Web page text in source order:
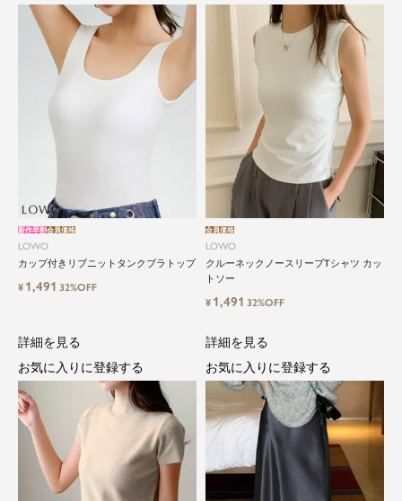
LOWO
カップ付きリブニットタンクブラトップ
新作早割会員価格
¥ 1,491 32%OFF
LOWO
クルーネックノースリーブTシャツ カッ
トソー
会員価格
¥ 1,491 32%OFF
詳細を見る
お気に入りに登録する
詳細を見る
お気に入りに登録する